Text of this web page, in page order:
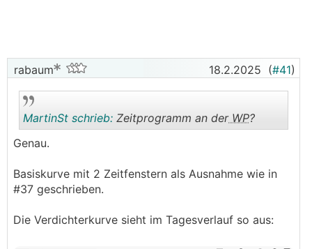
rabaum 18.2.2025 (#41)
..
MartinSt schrieb: Zeitprogramm an derWP?
Genau.
Basiskurve mit 2 Zeitfenstern als Ausnahme wie in
#37 geschrieben.
Die Verdichterkurve sieht im Tagesverlauf so aus: